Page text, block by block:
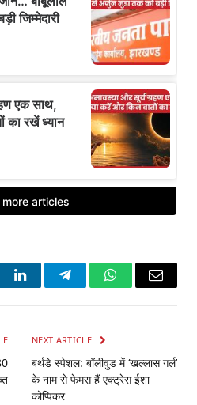
LinkedInTelegramWhatsApp
Email
NEXT ARTICLE
बर्थडे स्पेशल: बॉलीवुड में ‘खल्लास गर्ल’
के नाम से फेमस हैं एक्ट्रेस ईशा
कोप्पिकर